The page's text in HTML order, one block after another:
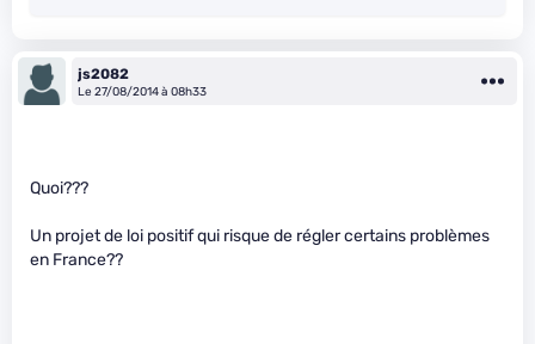
js2082
Le 27/08/2014 à 08h33
Quoi???
Un projet de loi positif qui risque de régler certains problèmes
en France??